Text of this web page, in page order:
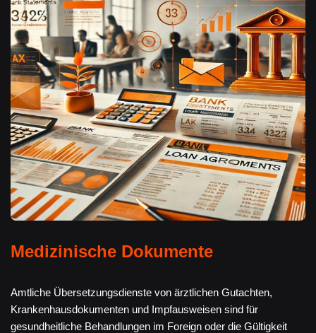
Medizinische Dokumente
Amtliche Übersetzungsdienste von ärztlichen Gutachten,
Krankenhausdokumenten und Impfausweisen sind für
gesundheitliche Behandlungen im Foreign oder die Gültigkeit